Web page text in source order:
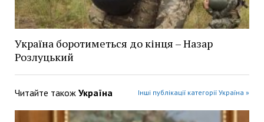
Україна боротиметься до кінця – Назар
Розлуцький
Читайте також Україна Інші публікації категорії Україна »